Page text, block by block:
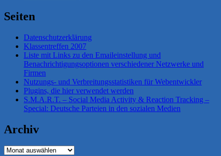
Seiten
Datenschutzerklärung
Klassentreffen 2007
Liste mit Links zu den Emaileinstellung und
Benachrichtigungsoptionen verschiedener Netzwerke und
Firmen
Nutzungs- und Verbreitungsstatistiken für Webentwickler
Plugins, die hier verwendet werden
S.M.A.R.T. – Social Media Activity & Reaction Tracking –
Special: Deutsche Parteien in den sozialen Medien
Archiv
Archiv